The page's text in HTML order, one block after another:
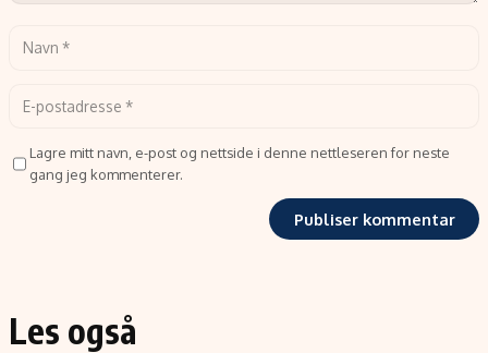
Lagre mitt navn, e-post og nettside i denne nettleseren for neste
gang jeg kommenterer.
Les også